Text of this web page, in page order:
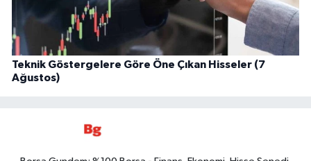
Teknik Göstergelere Göre Öne Çıkan Hisseler (7
Ağustos)